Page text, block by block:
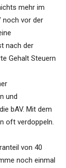
mehr im
noch vor der
nach der
Gehalt Steuern
und
bAV. Mit dem
oft verdoppeln.
von 40
noch einmal